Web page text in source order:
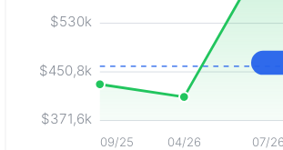
$371,6k
$450,8k
$530k
09/25 04/26 07/26